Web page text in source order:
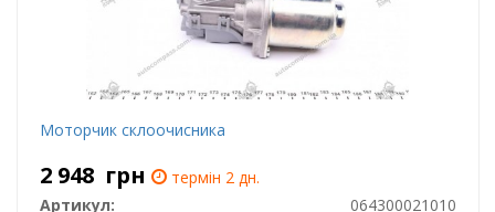
Моторчик склоочисника
2 948 грн
термін 2 дн.
Артикул:
064300021010